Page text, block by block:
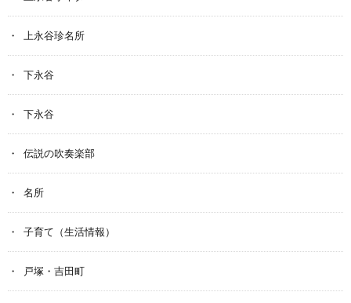
上永谷珍名所
下永谷
下永谷
伝説の吹奏楽部
名所
子育て（生活情報）
戸塚・吉田町